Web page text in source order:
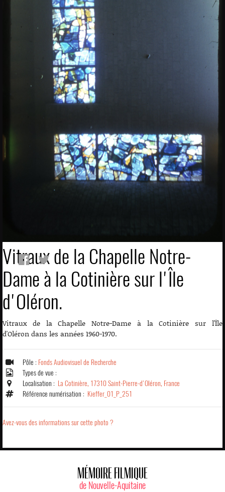
Vitraux de la Chapelle Notre-
Dame à la Cotinière sur l'Île
d'Oléron.
Vitraux de la Chapelle Notre-Dame à la Cotinière sur l'Île
d'Oléron dans les années 1960-1970.
Pôle : Fonds Audiovisuel de Recherche
Types de vue :
Localisation : La Cotinière, 17310 Saint-Pierre-d'Oléron, France
Référence numérisation : Kieffer_01_P_251
Avez-vous des informations sur cette photo ?
MÉMOIRE FILMIQUE
de Nouvelle-Aquitaine